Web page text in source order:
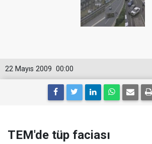
00:00
22 Mayıs 2009
TEM'de tüp faciası